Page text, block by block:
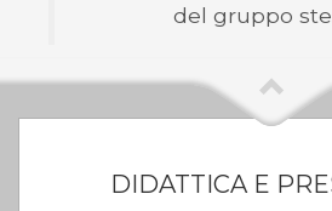
del gruppo
DIDATTICA E